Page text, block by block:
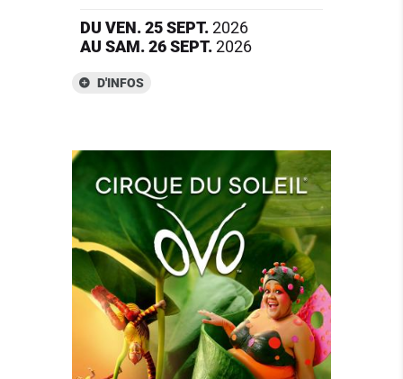
DU VEN.25SEPT.2026
AU SAM.26SEPT.2026
D'INFOS